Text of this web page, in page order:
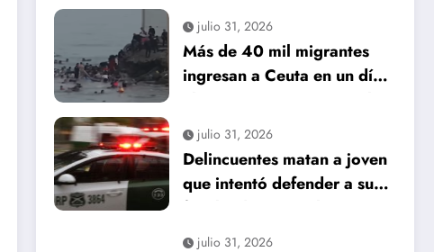
julio 31, 2026
Más de 40 mil migrantes
ingresan a Ceuta en un día:
crisis.
julio 31, 2026
Delincuentes matan a joven
que intentó defender a su
familia durante robo en
Huechuraba
julio 31, 2026